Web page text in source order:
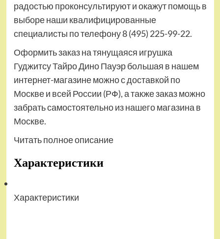
радостью проконсультируют и окажут помощь в
выборе наши квалифицированные
специалисты по телефону 8 (495) 225-99-22.
Оформить заказ на тянущаяся игрушка
Гуджитсу Тайро Дино Пауэр большая в нашем
интернет-магазине можно с доставкой по
Москве и всей России (РФ), а также заказ можно
забрать самостоятельно из нашего магазина в
Москве.
Читать полное описание
Характеристики
Характеристики